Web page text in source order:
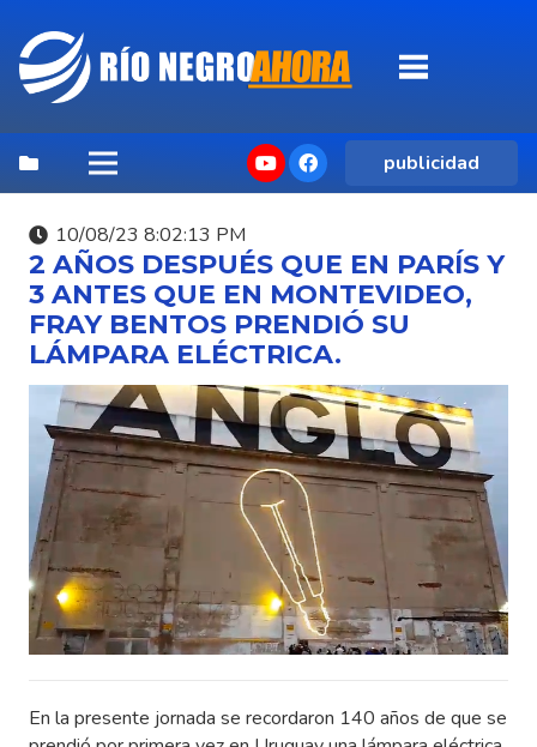
publicidad
10/08/23 8:02:13 PM
2 AÑOS DESPUÉS QUE EN PARÍS Y
3 ANTES QUE EN MONTEVIDEO,
FRAY BENTOS PRENDIÓ SU
LÁMPARA ELÉCTRICA.
En la presente jornada se recordaron 140 años de que se